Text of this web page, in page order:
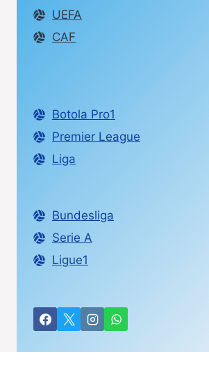
UEFA
CAF
Botola Pro1
Premier League
Liga
Bundesliga
Serie A
Ligue1